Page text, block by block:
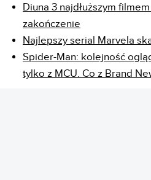
Diuna 3 najdłuższym
zakończenie
Najlepszy serial Marvela
Spider-Man: kolejność
tylko z MCU. Co z Brand